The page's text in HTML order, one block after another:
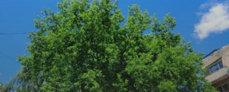
Недвижимость и ЖКХ
Образование
Общество
Погода
Праздники
Происшествия